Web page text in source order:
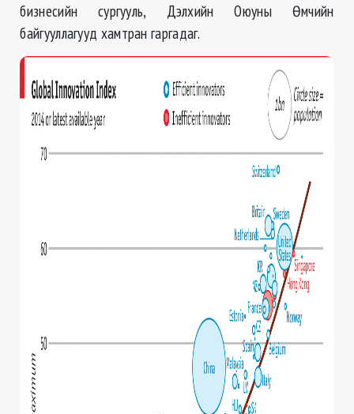
бизнесийн сургууль, Дэлхийн Оюуны Өмчийн
байгууллагууд хамтран гаргадаг.